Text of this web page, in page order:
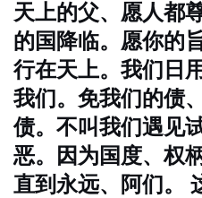
天上的父、愿人都
的国降临。愿你的
行在天上。我们日
我们。免我们的债
债。不叫我们遇见
恶。因为国度、权
直到永远、阿们。